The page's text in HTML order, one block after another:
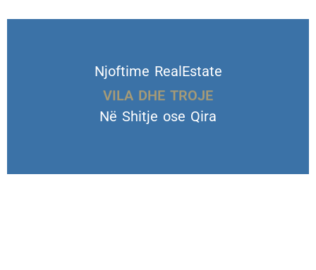
Njoftime RealEstate
VILA DHE TROJE
Në Shitje ose Qira